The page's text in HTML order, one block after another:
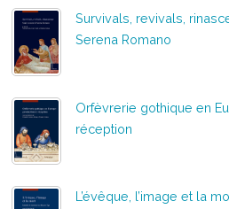
Survivals, revivals,
Serena Romano
Orfèvrerie gothique en
réception
L’évêque, l’image et la